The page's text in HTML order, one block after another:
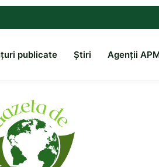
publicate Știri Agenții